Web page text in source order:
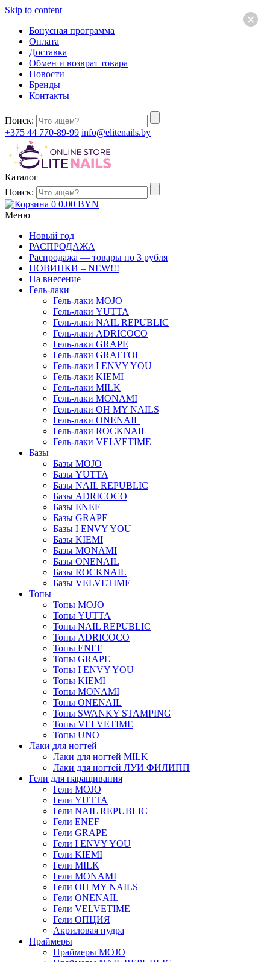
Skip to content
Бонусная программа
Оплата
Доставка
Обмен и возврат товара
Новости
Бренды
Контакты
Поиск:
+375 44 770-89-99 info@elitenails.by
Каталог
Поиск:
0 0.00 BYN
Меню
Новый год
РАСПРОДАЖА
Распродажа — товары по 3 рубля
НОВИНКИ – NEW!!!
На внесение
Гель-лаки
Гель-лаки MOJO
Гель-лаки YUTTA
Гель-лаки NAIL REPUBLIC
Гель-лаки ADRICOCO
Гель-лаки GRAPE
Гель-лаки GRATTOL
Гель-лаки I ENVY YOU
Гель-лаки KIEMI
Гель-лаки MILK
Гель-лаки MONAMI
Гель-лаки OH MY NAILS
Гель-лаки ONENAIL
Гель-лаки ROCKNAIL
Гель-лаки VELVETIME
Базы
Базы MOJO
Базы YUTTA
Базы NAIL REPUBLIC
Базы ADRICOCO
Базы ENEF
Базы GRAPE
Базы I ENVY YOU
Базы KIEMI
Базы MONAMI
Базы ONENAIL
Базы ROCKNAIL
Базы VELVETIME
Топы
Топы MOJO
Топы YUTTA
Топы NAIL REPUBLIC
Топы ADRICOCO
Топы ENEF
Топы GRAPE
Топы I ENVY YOU
Топы KIEMI
Топы MONAMI
Топы ONENAIL
Топы SWANKY STAMPING
Топы VELVETIME
Топы UNO
Лаки для ногтей
Лаки для ногтей MILK
Лаки для ногтей ЛУИ ФИЛИПП
Гели для наращивания
Гели MOJO
Гели YUTTA
Гели NAIL REPUBLIC
Гели ENEF
Гели GRAPE
Гели I ENVY YOU
Гели KIEMI
Гели MILK
Гели MONAMI
Гели OH MY NAILS
Гели ONENAIL
Гели VELVETIME
Гели ОПЦИЯ
Акриловая пудра
Праймеры
Праймеры MOJO
×